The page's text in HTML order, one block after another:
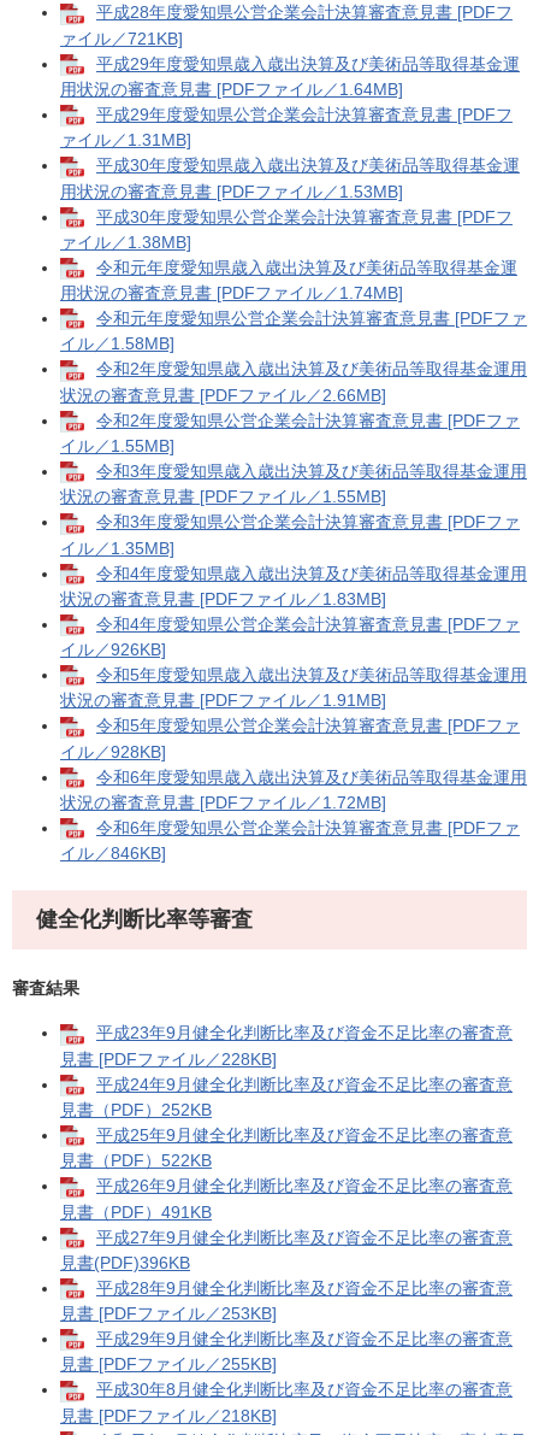
平成28年度愛知県公営企業会計決算審査意見書 [PDFフ
ァイル／721KB]
平成29年度愛知県歳入歳出決算及び美術品等取得基金運
用状況の審査意見書 [PDFファイル／1.64MB]
平成29年度愛知県公営企業会計決算審査意見書 [PDFフ
ァイル／1.31MB]
平成30年度愛知県歳入歳出決算及び美術品等取得基金運
用状況の審査意見書 [PDFファイル／1.53MB]
平成30年度愛知県公営企業会計決算審査意見書 [PDFフ
ァイル／1.38MB]
令和元年度愛知県歳入歳出決算及び美術品等取得基金運
用状況の審査意見書 [PDFファイル／1.74MB]
令和元年度愛知県公営企業会計決算審査意見書 [PDFファ
イル／1.58MB]
令和2年度愛知県歳入歳出決算及び美術品等取得基金運用
状況の審査意見書 [PDFファイル／2.66MB]
令和2年度愛知県公営企業会計決算審査意見書 [PDFファ
イル／1.55MB]
令和3年度愛知県歳入歳出決算及び美術品等取得基金運用
状況の審査意見書 [PDFファイル／1.55MB]
令和3年度愛知県公営企業会計決算審査意見書 [PDFファ
イル／1.35MB]
令和4年度愛知県歳入歳出決算及び美術品等取得基金運用
状況の審査意見書 [PDFファイル／1.83MB]
令和4年度愛知県公営企業会計決算審査意見書 [PDFファ
イル／926KB]
令和5年度愛知県歳入歳出決算及び美術品等取得基金運用
状況の審査意見書 [PDFファイル／1.91MB]
令和5年度愛知県公営企業会計決算審査意見書 [PDFファ
イル／928KB]
令和6年度愛知県歳入歳出決算及び美術品等取得基金運用
状況の審査意見書 [PDFファイル／1.72MB]
令和6年度愛知県公営企業会計決算審査意見書 [PDFファ
イル／846KB]
健全化判断比率等審査
審査結果
平成23年9月健全化判断比率及び資金不足比率の審査意
見書 [PDFファイル／228KB]
平成24年9月健全化判断比率及び資金不足比率の審査意
見書（PDF）252KB
平成25年9月健全化判断比率及び資金不足比率の審査意
見書（PDF）522KB
平成26年9月健全化判断比率及び資金不足比率の審査意
見書（PDF）491KB
平成27年9月健全化判断比率及び資金不足比率の審査意
見書(PDF)396KB
平成28年9月健全化判断比率及び資金不足比率の審査意
見書 [PDFファイル／253KB]
平成29年9月健全化判断比率及び資金不足比率の審査意
見書 [PDFファイル／255KB]
平成30年8月健全化判断比率及び資金不足比率の審査意
見書 [PDFファイル／218KB]